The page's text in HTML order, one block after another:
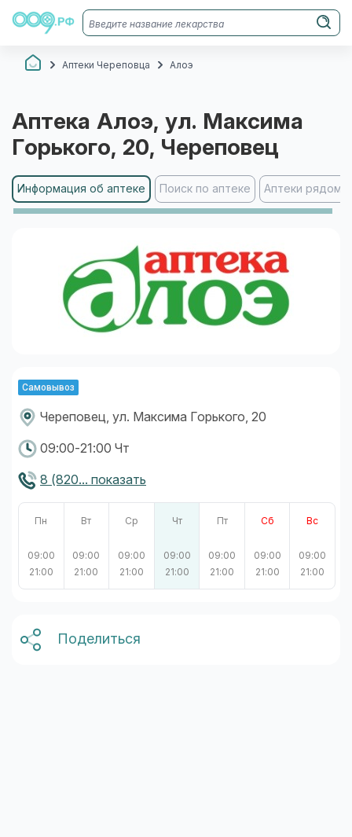
Аптеки Череповца Алоэ
Аптека Алоэ, ул. Максима
Горького, 20, Череповец
Информация об аптеке Поиск по аптеке Аптеки рядом
Самовывоз
Череповец, ул. Максима Горького, 20
09:00-21:00 Чт
8 (820... показать
Пн
09:00
21:00
Вт
09:00
21:00
Ср
09:00
21:00
Чт
09:00
21:00
Пт
09:00
21:00
Сб
09:00
21:00
Вс
09:00
21:00
Поделиться